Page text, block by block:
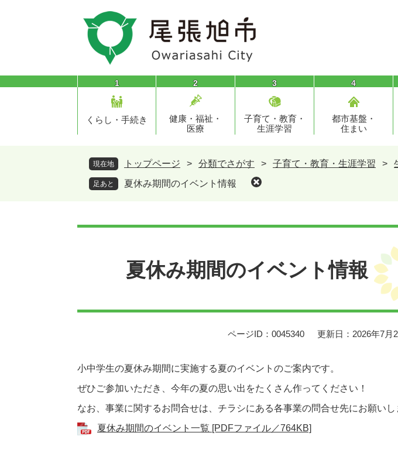
頭
飛
1
くらし・手続き
2
健康・福祉・
医療
3
子育て・教育・
生涯学習
4
都市基盤・
住まい
現在地 トップページ > 分類でさがす > 子育て・教育・生涯学習 >
足あと 夏休み期間のイベント情報
夏休み期間のイベント情報
ページID：0045340 更新日：2026年7月
小中学生の夏休み期間に実施する夏のイベントのご案内です。
ぜひご参加いただき、今年の夏の思い出をたくさん作ってください！
なお、事業に関するお問合せは、チラシにある各事業の問合せ先にお願いし
夏休み期間のイベント一覧 [PDFファイル／764KB]